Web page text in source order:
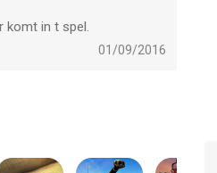
komt in t spel.
01/09/2016